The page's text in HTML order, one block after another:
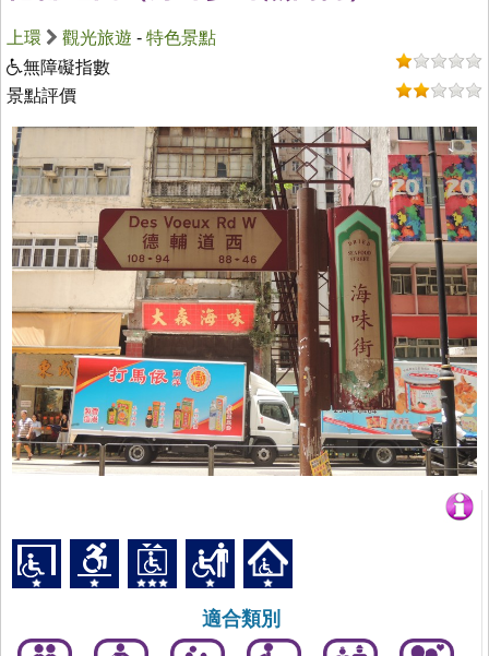
上環 觀光旅遊 - 特色景點
無障礙指數
景點評價
適合類別